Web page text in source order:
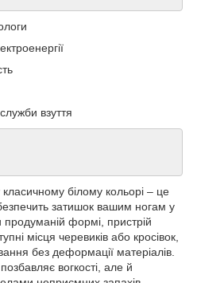
взуття
білому кольорі – це
затишок вашим ногам у
формі, пристрій
місця черевиків або кросівок,
без деформації матеріалів.
вогкості, але й